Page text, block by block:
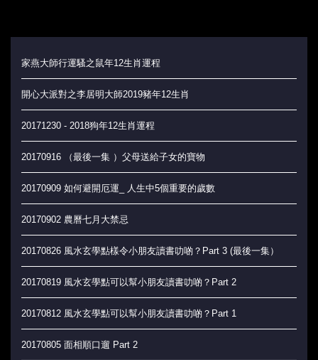
家燕大師行運騷之鼠年12生肖運程
開心大派對之李居明大師2019豬年12生肖
20171230 - 2018狗年12生肖運程
20170916 （最後一集 ）父母送給子女的寶物
20170909 如何避開厄運_ 人生中5個重要的歲數
20170902 農曆七月大禁忌
20170826 風水玄學點樣令小朋友讀書叻啲？Part 3 (最後一集）
20170819 風水玄學點可以幫小朋友讀書叻啲？Part 2
20170812 風水玄學點可以幫小朋友讀書叻啲？Part 1
20170805 面相順口遛 Part 2